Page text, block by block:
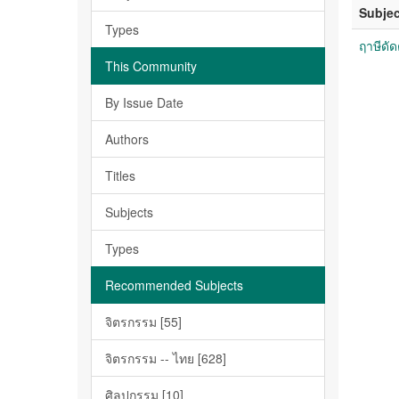
Types
This Community
By Issue Date
Authors
Titles
Subjects
Types
Recommended Subjects
จิตรกรรม [55]
จิตรกรรม -- ไทย [628]
ศิลปกรรม [10]
ฤาษีดั